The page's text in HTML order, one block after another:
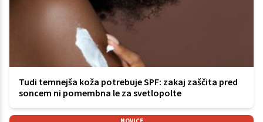
Tudi temnejša koža potrebuje SPF: zakaj zaščita pred
soncem ni pomembna le za svetlopolte